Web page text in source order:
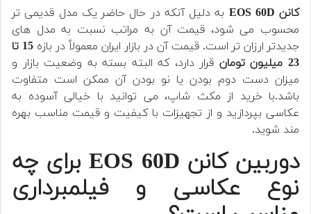
کانن EOS 60D
به دلیل آنکه در حال حاضر یک مدل قدیمی تر
محسوب می شود، قیمت آن به مراتب نسبت به مدل های
جدیدتر ارزان تر است. قیمت آن در بازار ایران معمولاً در بازه
15 تا
23 میلیون تومان
قرار دارد، که البته بسته به وضعیت بازار و
میزان دست دوم بودن یا نو بودن آن ممکن است متفاوت
باشد.با خرید از مکث شاپ، می توانید با خیالی آسوده به
عکاسی بپردازید و از تجهیزات با کیفیت و قیمت مناسب بهره
مند شوید.
دوربین کانن EOS 60D برای چه
نوع عکاسی و فیلمبرداری